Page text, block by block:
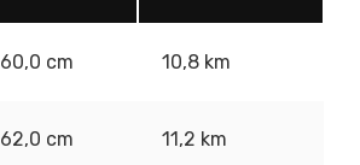
60,0 cm 10,8 km
62,0 cm 11,2 km